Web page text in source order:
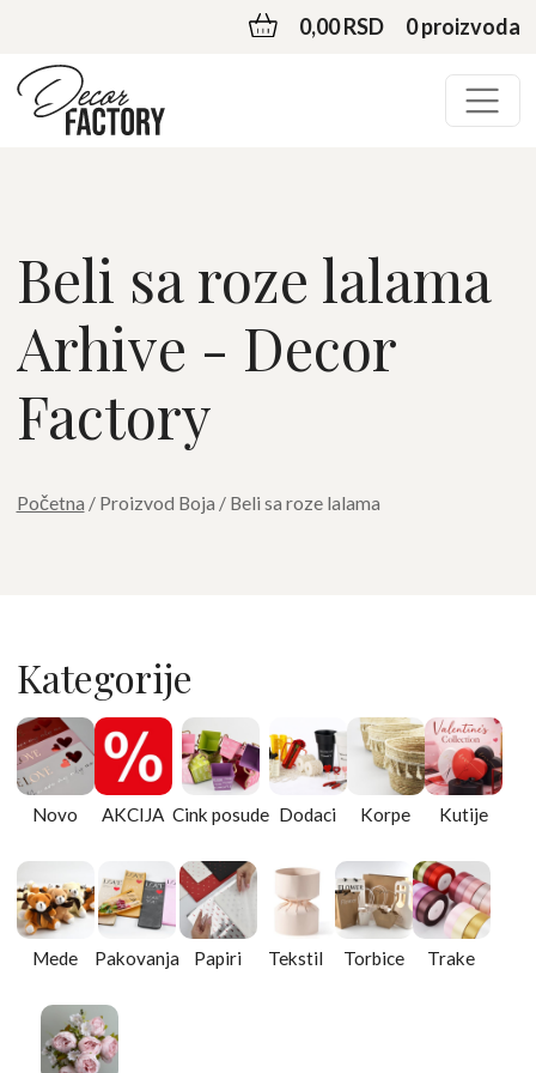
0,00 RSD 0 proizvoda
Beli sa roze lalama
Arhive - Decor
Factory
Početna / Proizvod Boja / Beli sa roze lalama
Kategorije
Novo AKCIJA Cink posude Dodaci Korpe Kutije
Mede Pakovanja Papiri Tekstil Torbice Trake